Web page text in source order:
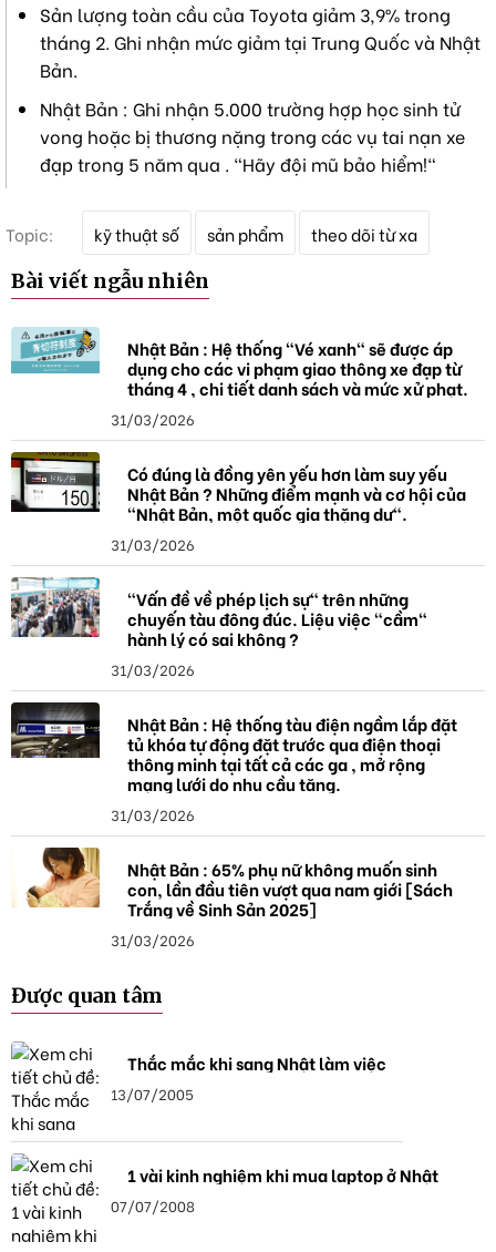
Sản lượng toàn cầu của Toyota giảm 3,9% trong
tháng 2. Ghi nhận mức giảm tại Trung Quốc và Nhật
Bản.
Nhật Bản : Ghi nhận 5.000 trường hợp học sinh tử
vong hoặc bị thương nặng trong các vụ tai nạn xe
đạp trong 5 năm qua . "Hãy đội mũ bảo hiểm!"
Topic:
k
h
a
kỹ thuật số sản phẩm theo dõi từ xa
Bài viết ngẫu nhiên
Nhật Bản : Hệ thống "Vé xanh" sẽ được áp
dụng cho các vi phạm giao thông xe đạp từ
tháng 4 , chi tiết danh sách và mức xử phạt.
31/03/2026
Có đúng là đồng yên yếu hơn làm suy yếu
Nhật Bản ? Những điểm mạnh và cơ hội của
"Nhật Bản, một quốc gia thặng dư".
31/03/2026
"Vấn đề về phép lịch sự" trên những
chuyến tàu đông đúc. Liệu việc "cầm"
hành lý có sai không ?
31/03/2026
Nhật Bản : Hệ thống tàu điện ngầm lắp đặt
tủ khóa tự động đặt trước qua điện thoại
thông minh tại tất cả các ga , mở rộng
mạng lưới do nhu cầu tăng.
31/03/2026
Nhật Bản : 65% phụ nữ không muốn sinh
con, lần đầu tiên vượt qua nam giới [Sách
Trắng về Sinh Sản 2025]
31/03/2026
Được quan tâm
Thắc mắc khi sang Nhật làm việc
13/07/2005
1 vài kinh nghiệm khi mua laptop ở Nhật
07/07/2008